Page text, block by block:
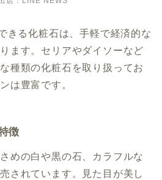
きる化粧石は、手軽で経済的な
ます。セリアやダイソーなど
種類の化粧石を取り扱ってお
は豊富です。
徴
めの白や黒の石、カラフルな
されています。見た目が美し